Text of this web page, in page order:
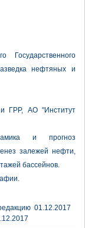
Государственного
нефтяных и
и ГРР, АО "Институт
и прогноз
залежей нефти,
бассейнов.
01.12.2017